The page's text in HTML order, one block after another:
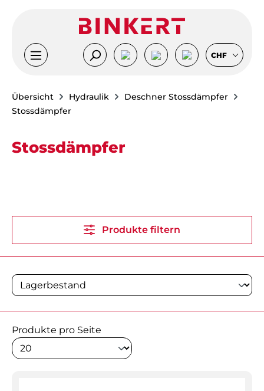
CHF
Übersicht Hydraulik
Deschner Stossdämpfer
Stossdämpfer
Stossdämpfer
Produkte filtern
Produkte pro Seite